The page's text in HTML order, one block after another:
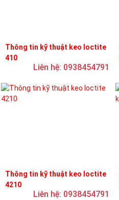
Thông tin kỹ thuật keo loctite
410
Liên hệ: 0938454791
Thông tin kỹ thuật keo loctite
4210
Liên hệ: 0938454791